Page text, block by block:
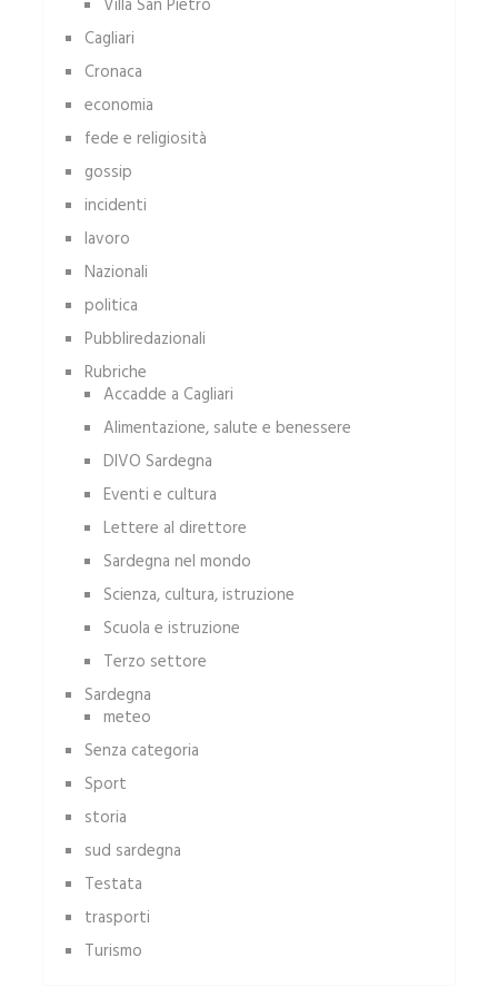
Villa San Pietro
Cagliari
Cronaca
economia
fede e religiosità
gossip
incidenti
lavoro
Nazionali
politica
Pubbliredazionali
Rubriche
Accadde a Cagliari
Alimentazione, salute e benessere
DIVO Sardegna
Eventi e cultura
Lettere al direttore
Sardegna nel mondo
Scienza, cultura, istruzione
Scuola e istruzione
Terzo settore
Sardegna
meteo
Senza categoria
Sport
storia
sud sardegna
Testata
trasporti
Turismo